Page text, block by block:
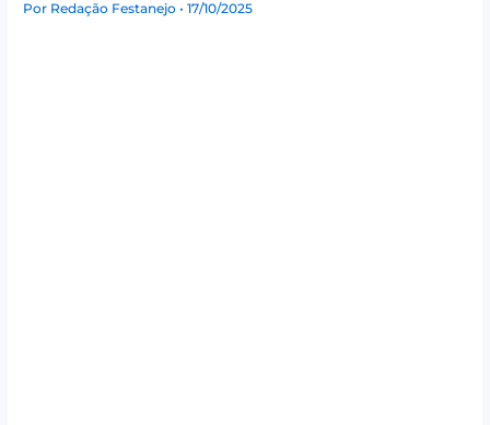
Por Redação Festanejo• 17/10/2025